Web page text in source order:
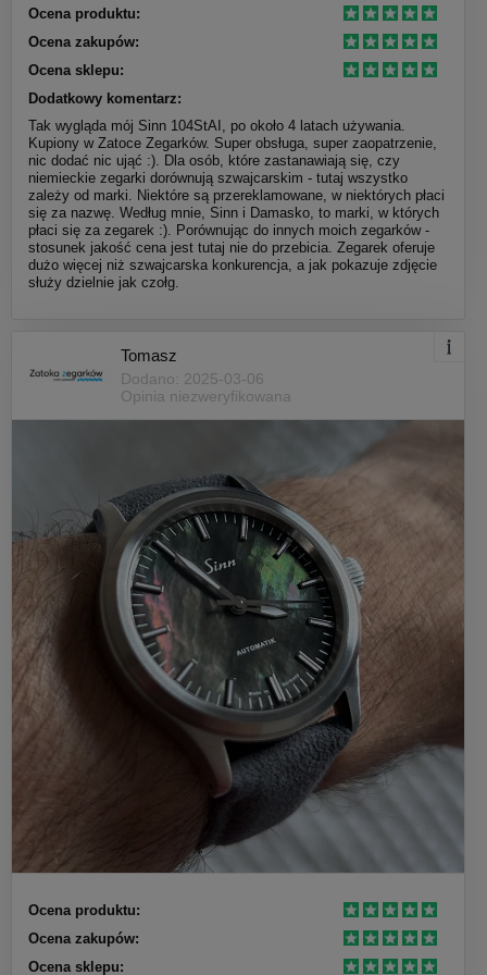
Ocena produktu:
Ocena zakupów:
Ocena sklepu:
Dodatkowy komentarz:
Tak wygląda mój Sinn 104StAI, po około 4 latach używania.
Kupiony w Zatoce Zegarków. Super obsługa, super zaopatrzenie,
nic dodać nic ująć :). Dla osób, które zastanawiają się, czy
niemieckie zegarki dorównują szwajcarskim - tutaj wszystko
zależy od marki. Niektóre są przereklamowane, w niektórych płaci
się za nazwę. Według mnie, Sinn i Damasko, to marki, w których
płaci się za zegarek :). Porównując do innych moich zegarków -
stosunek jakość cena jest tutaj nie do przebicia. Zegarek oferuje
dużo więcej niż szwajcarska konkurencja, a jak pokazuje zdjęcie
służy dzielnie jak czołg.
Tomasz
Dodano: 2025-03-06
Opinia niezweryfikowana
Ocena produktu:
Ocena zakupów:
Ocena sklepu: